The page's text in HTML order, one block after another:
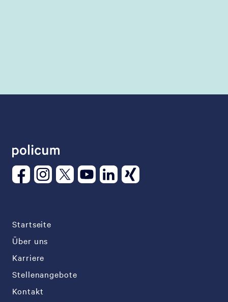
Startseite
Über uns
Karriere
Stellenangebote
Kontakt